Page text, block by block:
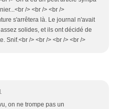
/> <br /> <br />
s'arrêtera là. Le journal n'avait
solides, et ils ont décidé de
Snif.<br /> <br /> <br /> <br />
on ne trompe pas un